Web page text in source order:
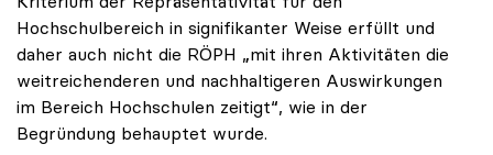
Hochschulbereich in signifikanter Weise erfüllt und
daher auch nicht die RÖPH „mit ihren Aktivitäten die
weitreichenderen und nachhaltigeren Auswirkungen
im Bereich Hochschulen zeitigt“, wie in der
Begründung behauptet wurde.